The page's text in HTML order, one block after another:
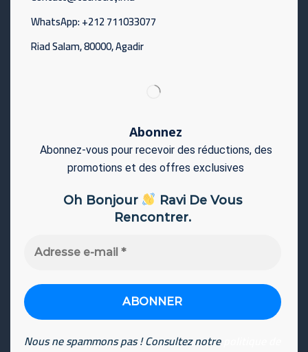
WhatsApp: +212 711033077
Riad Salam, 80000, Agadir
Abonnez
Abonnez-vous pour recevoir des réductions, des
promotions et des offres exclusives
Oh Bonjour
Ravi De Vous
Rencontrer.
Nous ne spammons pas ! Consultez notre